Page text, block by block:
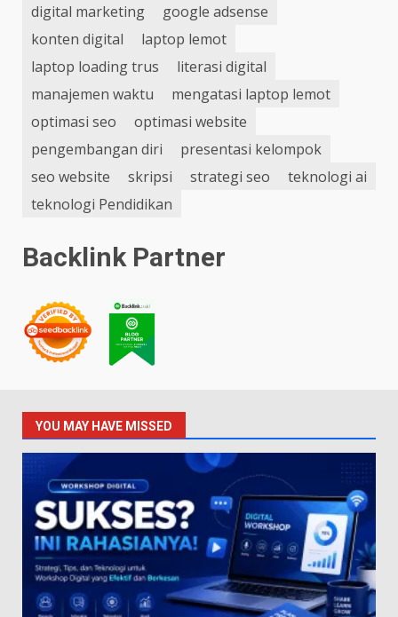
digital marketing
google adsense
konten digital
laptop lemot
laptop loading trus
literasi digital
manajemen waktu
mengatasi laptop lemot
optimasi seo
optimasi website
pengembangan diri
presentasi kelompok
seo website
skripsi strategi seo
teknologi ai
teknologi Pendidikan
Backlink Partner
YOU MAY HAVE MISSED